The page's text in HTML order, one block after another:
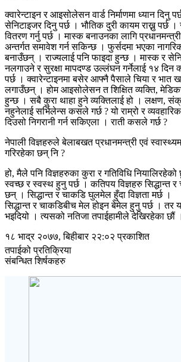
क्वारेन्टाइन र आइसोलेसन वार्ड निर्माणमा ध्यान दिनु
सेनिटाइजर दिनु पर्छ । भौतिक दुरी कायम राख्नु पर्छ
वितरण गर्नु पर्छ । मास्क बनाउनका लागि
अन्तर्गत समावेश गर्न सकिन्छ । फुर्सदमा भएका
बनाउँछन् । राज्यलाई पनि फाइदा हुन्छ । मास्क र
नलगाउने र सुरक्षा मापदण्ड उल्लंघन गर्नेलाई १४ दिन
पर्छ । क्वारेन्टाइनमा बसेर आफ्नै पैसाले चिया र भात
लगाउँछन् । होम आइसोलेसन त शिक्षित व्यक्ति,
हुन्छ । सबै कुरा थाहा हुने व्यक्तिलाई हो । लक्षण,
नहुनेलाई सर्भिलेन्स कसले गर्छ ? यो राम्रो र
दिउसो निगरानी गर्न सकिएला । राती कसले गर्छ ?
नेपाली विज्ञहरुले बेलाबखत प्रधानमन्त्री एवं
गरिरहेका छन् नि ?
हो, मैले पनि विज्ञहरुका कुरा र गतिविधि
स्वच्छ र स्वस्थ हुनु पर्छ । कतिपय विज्ञहरु सिद्धान्त
छन् । सिद्धान्त र चाकडि घुलमेल हुँदा विज्ञता मर्छ ।
सिद्धान्त र चाकडिबीच मेल होइन बेमेल हुनु पर्छ । तर
भइदियो । त्यसको नतिजा तपाईहामीले देखिरहेका छौं
१८ भाद्र २०७७, बिहीबार २२:०२ प्रकाशित
तपाईको प्रतिक्रिया
संबन्धित शिर्षकहरु